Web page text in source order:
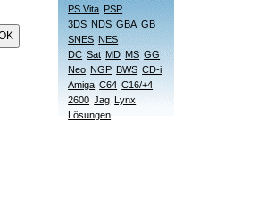
PS Vita PSP
3DS NDS GBA GB
SNES NES
DC Sat MD MS GG
Neo NGP BWS CD-i
Amiga C64 C16/+4
2600 Jag Lynx
Lösungen